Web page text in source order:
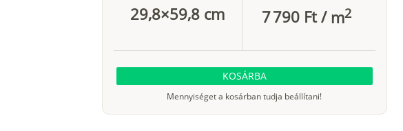
29,8×59,8 cm 7 790 Ft/ m2
KOSÁRBA
Mennyiséget a kosárban tudja beállítani!